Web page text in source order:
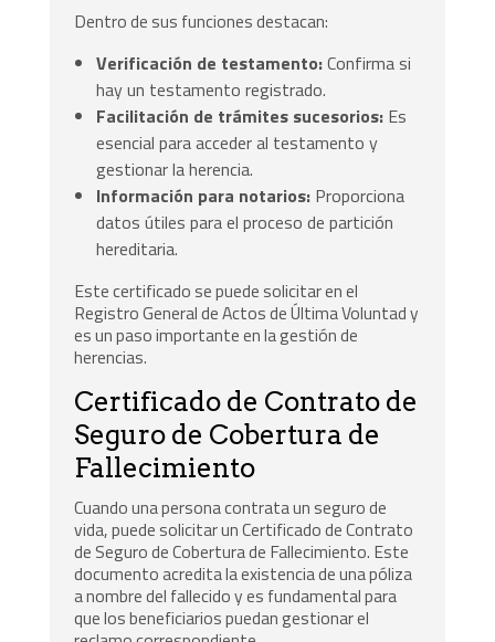
Dentro de sus funciones destacan:
Verificación de testamento:Confirma si
hay un testamento registrado.
Facilitación de trámites sucesorios: Es
esencial para acceder al testamento y
gestionar la herencia.
Información para notarios: Proporciona
datos útiles para el proceso de partición
hereditaria.
Este certificado se puede solicitar en el
Registro General de Actos de Última Voluntad y
es un paso importante en la gestión de
herencias.
Certificado de Contrato de
Seguro de Cobertura de
Fallecimiento
Cuando una persona contrata un seguro de
vida, puede solicitar un Certificado de Contrato
de Seguro de Cobertura de Fallecimiento. Este
documento acredita la existencia de una póliza
a nombre del fallecido y es fundamental para
que los beneficiarios puedan gestionar el